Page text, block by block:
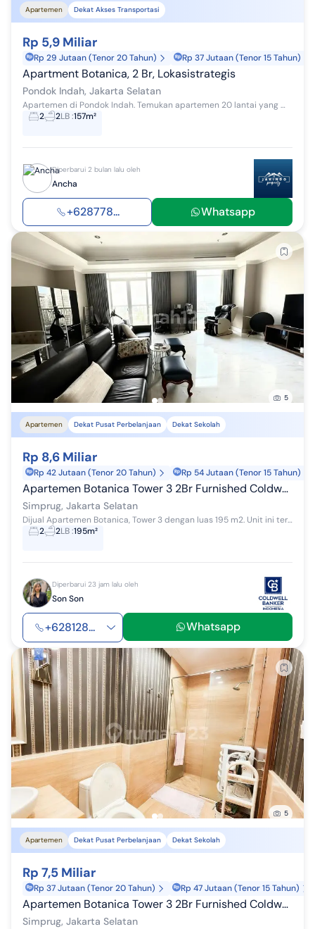
Apartemen Dekat Akses Transportasi
Rp 5,9 Miliar
Rp 29 Jutaan (Tenor 20 Tahun) Rp 37 Jutaan (Tenor 15 Tahun)
Apartment Botanica, 2 Br, Lokasistrategis
Pondok Indah, Jakarta Selatan
Apartemen di Pondok Indah. Temukan apartemen 20 lantai yang modern ini, dijual menawarkan lingkungan fasilitas yang lengkap, cocok untuk Anda yan...
2
2LB:157m²
Diperbarui 2 bulan lalu oleh
Ancha
+628778... Whatsapp
5
Apartemen Dekat Pusat Perbelanjaan Dekat Sekolah
Rp 8,6 Miliar
Rp 42 Jutaan (Tenor 20 Tahun) Rp 54 Jutaan (Tenor 15 Tahun)
Apartemen Botanica Tower 3 2Br Furnished Coldwell Banker
Simprug, Jakarta Selatan
Dijual Apartemen Botanica, Tower 3 dengan luas 195 m2. Unit ini terdiri dari 2 kamar tidur, 2 kamar mandi, study room, maid area. Unit ini terletak...
2
2LB:195m²
Diperbarui 23 jam lalu oleh
Son Son
+628128... Whatsapp
5
Apartemen Dekat Pusat Perbelanjaan Dekat Sekolah
Rp 7,5 Miliar
Rp 37 Jutaan (Tenor 20 Tahun) Rp 47 Jutaan (Tenor 15 Tahun)
Apartemen Botanica Tower 3 2Br Furnished Coldwell Banker
Simprug, Jakarta Selatan